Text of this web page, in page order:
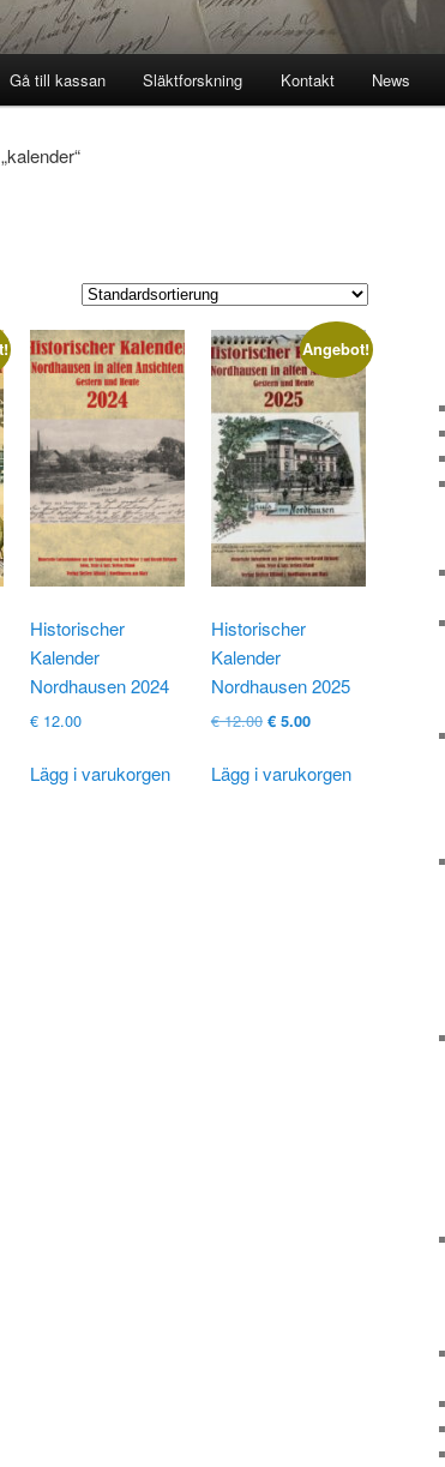
Gå till kassan Släktforskning Kontakt News
Historischer
Kalender
Nordhausen 2024
€12.00
Lägg i varukorgen
Angebot!
Historischer
Kalender
Nordhausen 2025
€12.00 Ursprungligt
var:
€5.00Nuvarande
är:
€ 5.00.
Lägg i varukorgen